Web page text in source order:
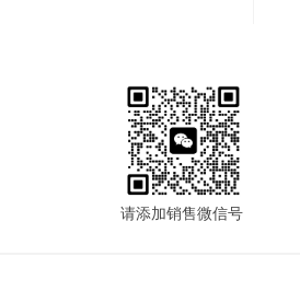
请添加销售微信号